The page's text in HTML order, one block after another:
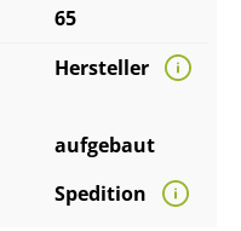
65
Hersteller
aufgebaut
Spedition